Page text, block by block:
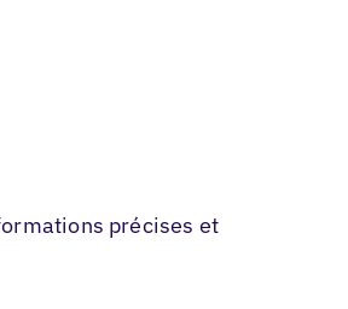
précises et